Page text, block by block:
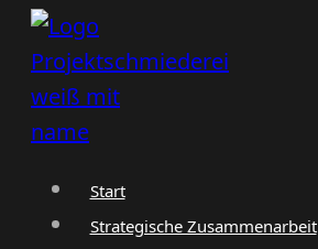
Zum
Inhalt
springen
Start
Strategische Zusammenarbeit